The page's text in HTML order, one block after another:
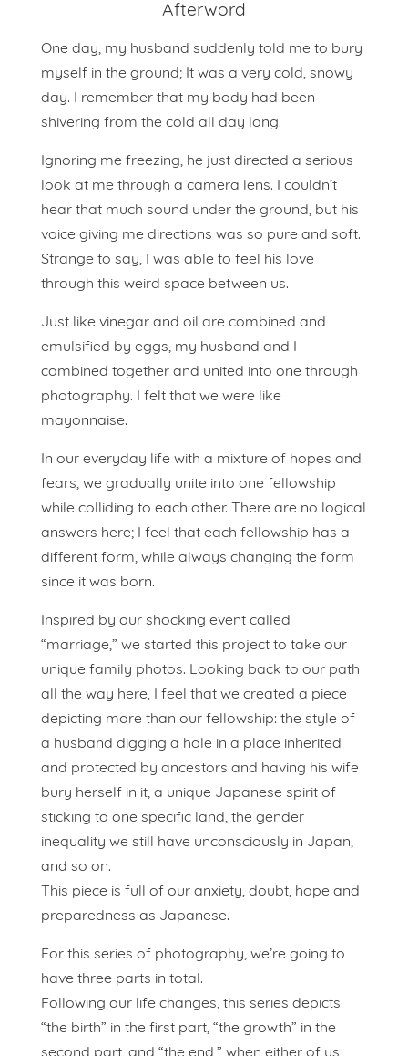
Afterword
One day, my husband suddenly told me to bury
myself in the ground; It was a very cold, snowy
day. I remember that my body had been
shivering from the cold all day long.
Ignoring me freezing, he just directed a serious
look at me through a camera lens. I couldn’t
hear that much sound under the ground, but his
voice giving me directions was so pure and soft.
Strange to say, I was able to feel his love
through this weird space between us.
Just like vinegar and oil are combined and
emulsified by eggs, my husband and I
combined together and united into one through
photography. I felt that we were like
mayonnaise.
In our everyday life with a mixture of hopes and
fears, we gradually unite into one fellowship
while colliding to each other. There are no logical
answers here; I feel that each fellowship has a
different form, while always changing the form
since it was born.
Inspired by our shocking event called
“marriage,” we started this project to take our
unique family photos. Looking back to our path
all the way here, I feel that we created a piece
depicting more than our fellowship: the style of
a husband digging a hole in a place inherited
and protected by ancestors and having his wife
bury herself in it, a unique Japanese spirit of
sticking to one specific land, the gender
inequality we still have unconsciously in Japan,
and so on.
This piece is full of our anxiety, doubt, hope and
preparedness as Japanese.
For this series of photography, we’re going to
have three parts in total.
Following our life changes, this series depicts
“the birth” in the first part, “the growth” in the